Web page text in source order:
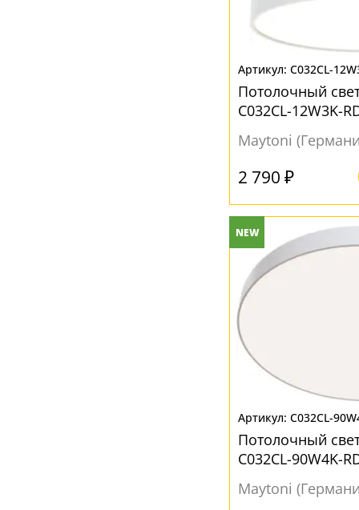
C032CL-
Потолочный
C032CL-12W3K-
Maytoni
2 790 ₽
NEW
C032CL-
Потолочный
C032CL-90W4K-
Maytoni